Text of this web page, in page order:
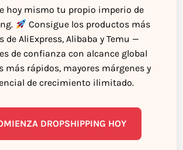
hoy mismo tu propio imperio de
Consigue los productos más
de AliExpress, Alibaba y Temu —
de confianza con alcance global
más rápidos, mayores márgenes y
de crecimiento ilimitado.
DROPSHIPPING HOY